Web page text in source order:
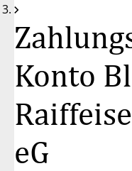
Konto
eG